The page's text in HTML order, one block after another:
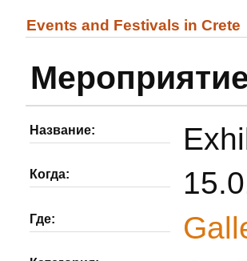
Events and Festivals in Crete
Название:
Когда:
Где: